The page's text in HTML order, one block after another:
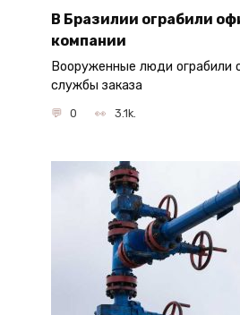
В Бразилии ограбили
компании
Вооруженные люди ограбили
службы заказа
0 3.1k.